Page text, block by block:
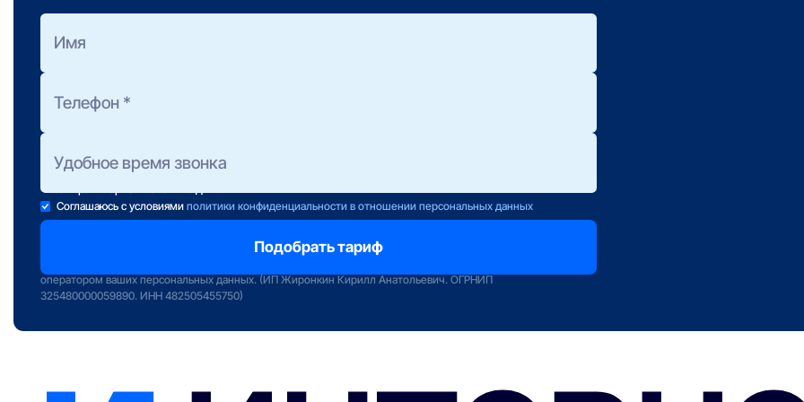
Оформить заявку
на подбор тарифа
Соглашаюсь с условиямиполитики конфиденциальности в отношении персональных данных
Консультанты работают ежедневно с 10 до 22 часов.
Если свою заявку Вы отправили после 22:00, консультант свяжется с Вами
Отправляя заявку вы подтверждаете передачу персональных данных оператору
оператором ваших персональных данных. (ИП Жиронкин Кирилл Анатольевич. ОГРНИП
325480000059890. ИНН 482505455750)